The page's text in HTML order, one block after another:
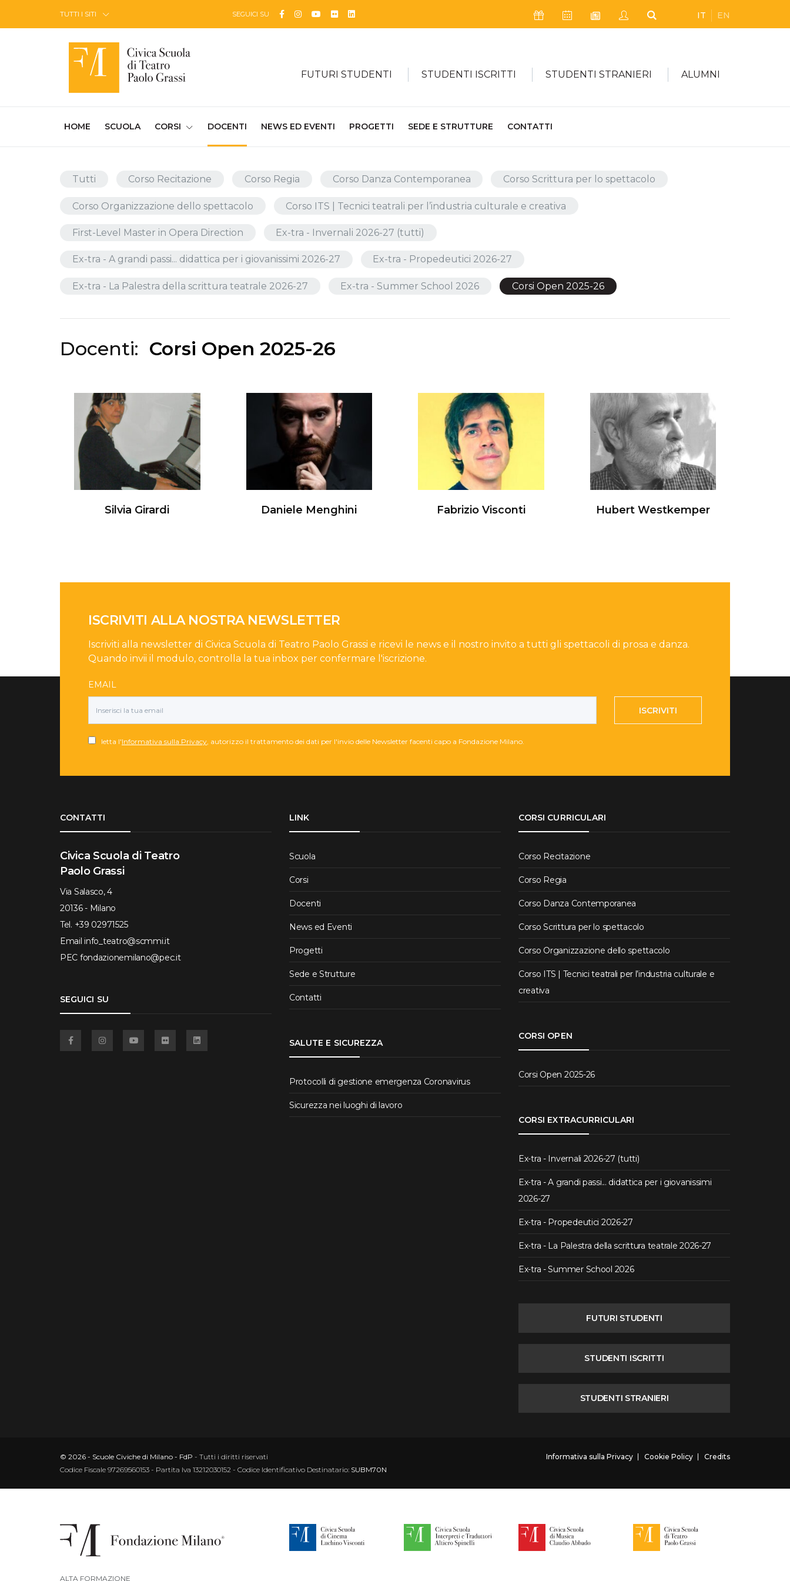
TUTTI I SITI SEGUICI SU Facebook
Instagram
YouTube
FlickrLinkedin Icona SostieniciIcona Calendario Eventi
Icona Newsletter
Icona My Civica
Icona Cerca
IT EN
FUTURI STUDENTI STUDENTI ISCRITTI STUDENTI STRANIERI ALUMNI
HOME (CURRENT)
SCUOLA CORSI DOCENTI NEWS ED EVENTI PROGETTI SEDE E STRUTTURE CONTATTI
Tutti Corso Recitazione Corso Regia Corso Danza Contemporanea Corso Scrittura per lo spettacolo
Corso Organizzazione dello spettacolo Corso ITS | Tecnici teatrali per l’industria culturale e creativa
First-Level Master in Opera Direction Ex-tra - Invernali 2026-27 (tutti)
Ex-tra - A grandi passi... didattica per i giovanissimi 2026-27 Ex-tra - Propedeutici 2026-27
Ex-tra - La Palestra della scrittura teatrale 2026-27 Ex-tra - Summer School 2026 Corsi Open 2025-26
Docenti: Corsi Open 2025-26
Silvia Girardi Daniele Menghini Fabrizio Visconti Hubert Westkemper
ISCRIVITI ALLA NOSTRA NEWSLETTER
Iscriviti alla newsletter di Civica Scuola di Teatro Paolo Grassi e ricevi le news e il nostro invito a tutti gli spettacoli di prosa e danza.
Quando invii il modulo, controlla la tua inbox per confermare l'iscrizione.
EMAIL
ISCRIVITI
letta l'Informativa sulla Privacy , autorizzo il trattamento dei dati per l'invio delle Newsletter facenti capo a Fondazione Milano.
CONTATTI
Civica Scuola di Teatro
Paolo Grassi
Via Salasco, 4
20136 - Milano
Tel. +39 02971525
Email info_teatro@scmmi.it
PEC fondazionemilano@pec.it
SEGUICI SU
LINK
Scuola
Corsi
Docenti
News ed Eventi
Progetti
Sede e Strutture
Contatti
SALUTE E SICUREZZA
Protocolli di gestione emergenza Coronavirus
Sicurezza nei luoghi di lavoro
CORSI CURRICULARI
Corso Recitazione
Corso Regia
Corso Danza Contemporanea
Corso Scrittura per lo spettacolo
Corso Organizzazione dello spettacolo
Corso ITS | Tecnici teatrali per l’industria culturale e
creativa
CORSI OPEN
Corsi Open 2025-26
CORSI EXTRACURRICULARI
Ex-tra - Invernali 2026-27 (tutti)
Ex-tra - A grandi passi... didattica per i giovanissimi
2026-27
Ex-tra - Propedeutici 2026-27
Ex-tra - La Palestra della scrittura teatrale 2026-27
Ex-tra - Summer School 2026
FUTURI STUDENTI
STUDENTI ISCRITTI
STUDENTI STRANIERI
© 2026 - Scuole Civiche di Milano - FdP - Tutti i diritti riservati
Codice Fiscale 97269560153 - Partita Iva 13212030152 - Codice Identificativo Destinatario: SUBM70N
Informativa sulla Privacy Cookie Policy Credits
ALTA FORMAZIONE